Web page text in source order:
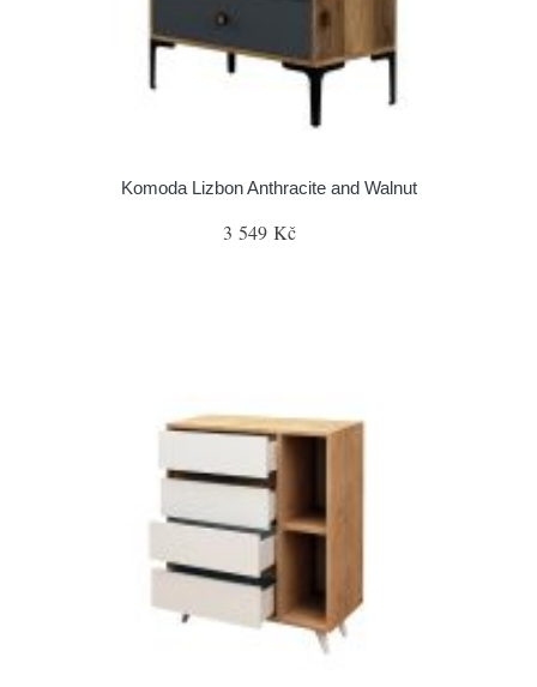
Komoda Lizbon Anthracite and Walnut
3 549 Kč